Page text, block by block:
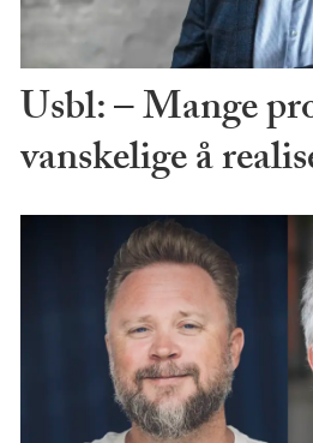
Usbl: – Mange
vanskelige å